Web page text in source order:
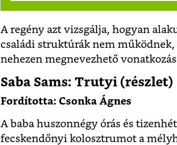
A regény azt vizsgálja, hogyan
családi struktúrák nem működnek,
nehezen megnevezhető
Saba Sams: Trutyi (részlet)
Fordította: Csonka Ágnes
A baba huszonnégy órás és
fecskendőnyi kolosztrumot a